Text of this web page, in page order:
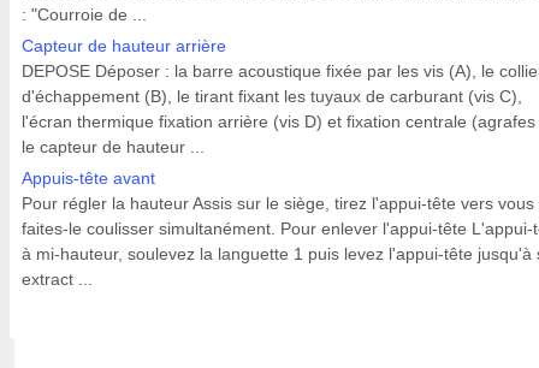
: "Courroie de ...
Capteur de hauteur arrière
DEPOSE Déposer : la barre acoustique fixée par les vis (A), le
d'échappement (B), le tirant fixant les tuyaux de carburant (vis C),
l'écran thermique fixation arrière (vis D) et fixation centrale (agrafes
le capteur de hauteur ...
Appuis-tête avant
Pour régler la hauteur Assis sur le siège, tirez l'appui-tête vers vous
faites-le coulisser simultanément. Pour enlever l'appui-tête L'appui-
à mi-hauteur, soulevez la languette 1 puis levez l'appui-tête jusqu'à
extract ...